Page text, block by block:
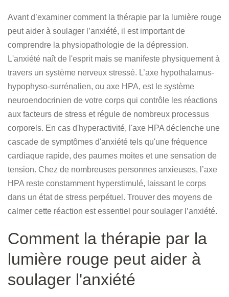
Avant d’examiner comment la thérapie par la lumière rouge
peut aider à soulager l’anxiété, il est important de
comprendre la physiopathologie de la dépression.
L'anxiété naît de l'esprit mais se manifeste physiquement à
travers un système nerveux stressé. L’axe hypothalamus-
hypophyso-surrénalien, ou axe HPA, est le système
neuroendocrinien de votre corps qui contrôle les réactions
aux facteurs de stress et régule de nombreux processus
corporels. En cas d'hyperactivité, l'axe HPA déclenche une
cascade de symptômes d'anxiété tels qu'une fréquence
cardiaque rapide, des paumes moites et une sensation de
tension. Chez de nombreuses personnes anxieuses, l’axe
HPA reste constamment hyperstimulé, laissant le corps
dans un état de stress perpétuel. Trouver des moyens de
calmer cette réaction est essentiel pour soulager l’anxiété.
Comment la thérapie par la
lumière rouge peut aider à
soulager l'anxiété